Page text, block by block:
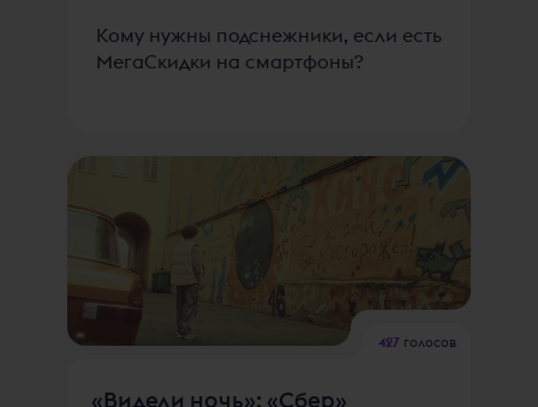
Кому нужны подснежники, если есть
МегаСкидки на смартфоны?
427голосов
«Видели ночь»: «Сбер»